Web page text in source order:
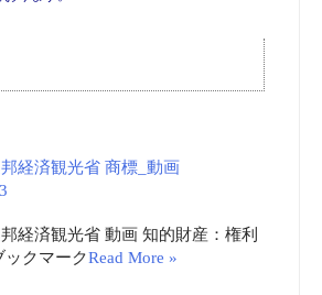
経済観光省 商標_動画
経済観光省 動画 知的財産：権利
ックマークRead More »